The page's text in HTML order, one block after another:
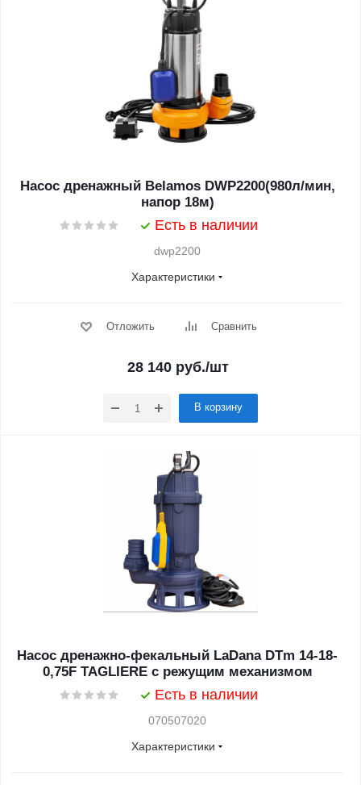
Насос дренажный Belamos DWP2200(980л/мин,
напор 18м)
Есть в наличии
dwp2200
Характеристики
Отложить Сравнить
28 140руб./шт
В корзину
Насос дренажно-фекальный LaDana DTm 14-18-
0,75F TAGLIERE с режущим механизмом
Есть в наличии
070507020
Характеристики